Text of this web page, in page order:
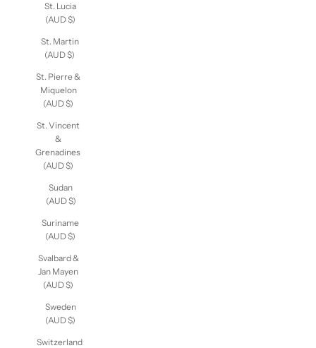
St. Lucia
(AUD $)
St. Martin
(AUD $)
St. Pierre &
Miquelon
(AUD $)
St. Vincent
&
Grenadines
(AUD $)
Sudan
(AUD $)
Suriname
(AUD $)
Svalbard &
Jan Mayen
(AUD $)
Sweden
(AUD $)
Switzerland